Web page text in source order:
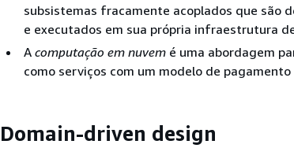
subsistemas fracamente acoplados que são
e executados em sua própria infraestrutura
A computação em nuvem é uma abordagem
como serviços com um modelo de
Domain-driven design